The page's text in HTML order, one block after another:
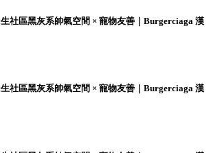
生社區黑灰系帥氣空間 × 寵物友善｜Burgerciaga 漢
生社區黑灰系帥氣空間 × 寵物友善｜Burgerciaga 漢